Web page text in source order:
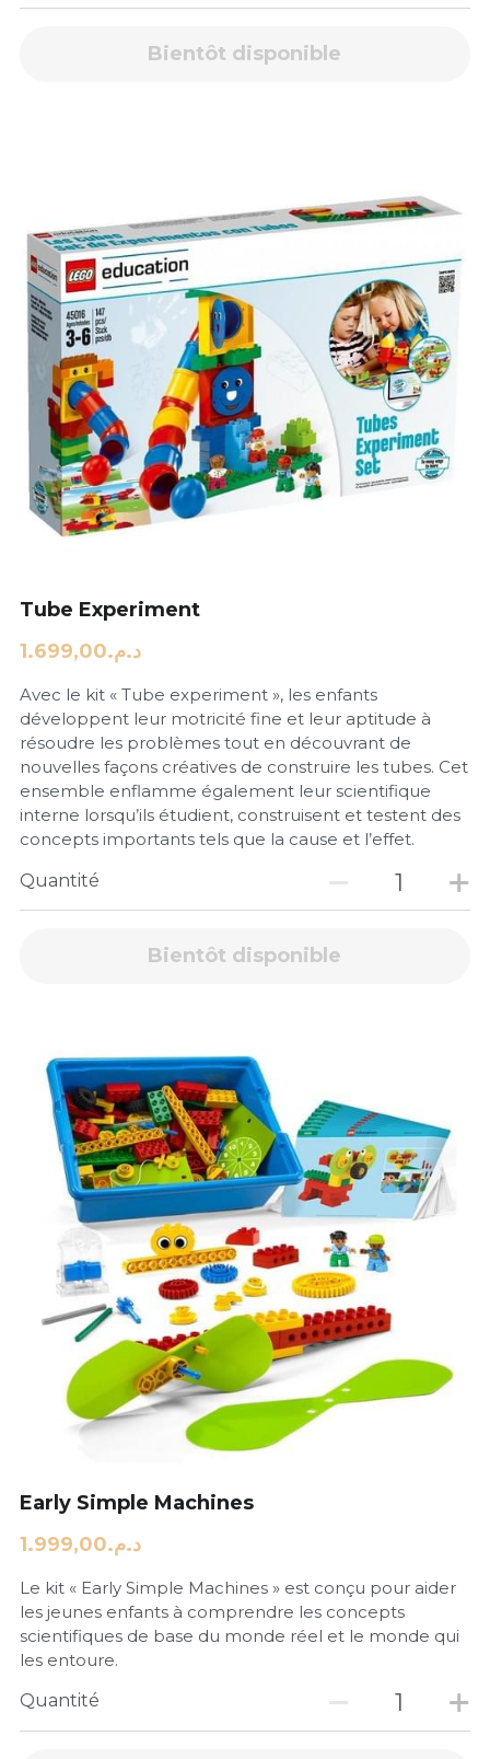
Bientôt disponible
Tube Experiment
د.م.1.699,00
Avec le kit « Tube experiment », les enfants
développent leur motricité fine et leur aptitude à
résoudre les problèmes tout en découvrant de
nouvelles façons créatives de construire les tubes. Cet
ensemble enflamme également leur scientifique
interne lorsqu’ils étudient, construisent et testent des
concepts importants tels que la cause et l’effet.
Quantité
Bientôt disponible
Early Simple Machines
د.م.1.999,00
Le kit « Early Simple Machines » est conçu pour aider
les jeunes enfants à comprendre les concepts
scientifiques de base du monde réel et le monde qui
les entoure.
Quantité